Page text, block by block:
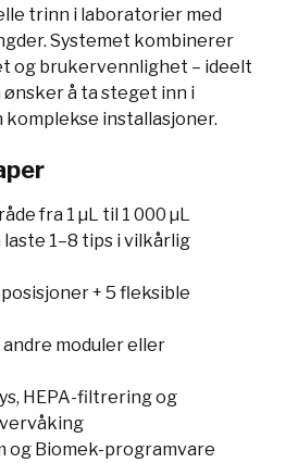
trinn i laboratorier med
Systemet kombinerer
og brukervennlighet – ideelt
å ta steget inn i
installasjoner.
fra 1 µL til 1 000 µL
laste 1–8 tips i vilkårlig
+ 5 fleksible
moduler eller
HEPA-filtrering og
og Biomek-programvare